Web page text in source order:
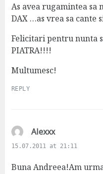
As avea rugamintea sa
DAX …as vrea sa cante
Felicitari pentru nunta
PIATRA!!!!
Multumesc!
REPLY
Alexxxs
a
s
15.07.2011 at 21:11
Buna Andreea!Am